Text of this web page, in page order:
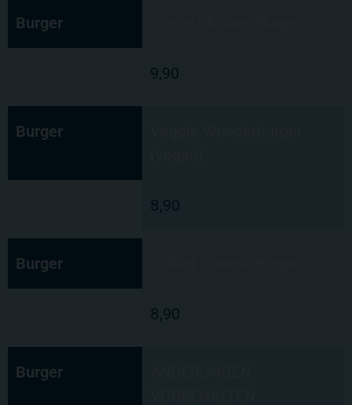
Burger
9,90
Burger
8,90
Burger
8,90
Burger